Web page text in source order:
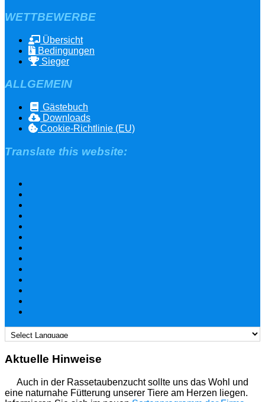
WETTBEWERBE
Übersicht
Bedingungen
Sieger
ALLGEMEIN
Gästebuch
Downloads
Cookie-Richtlinie (EU)
Translate this website:
Aktuelle Hinweise
Auch in der Rassetaubenzucht sollte uns das Wohl und
eine naturnahe Fütterung unserer Tiere am Herzen liegen.